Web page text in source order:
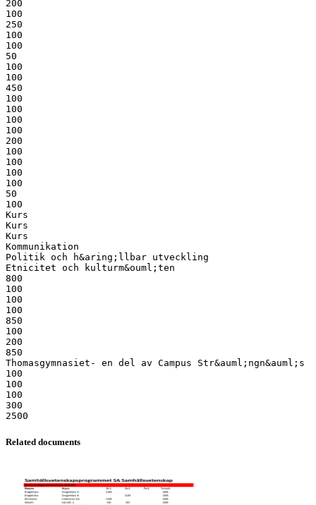
200
100
250
100
100
50
100
100
450
100
100
100
100
200
100
100
100
100
50
100
Kurs
Kurs
Kurs
Kommunikation
Politik och h&aring;llbar utveckling
Etnicitet och kulturm&ouml;ten
800
100
100
100
850
100
200
850
Thomasgymnasiet- en del av Campus Str&auml;ngn&auml;s
100
100
100
300
Related documents